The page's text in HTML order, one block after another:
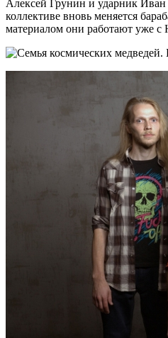
Алексей Грунин и ударник
коллективе вновь меняется
материалом они работают уже